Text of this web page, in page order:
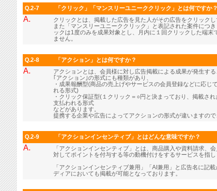
Q.2-7 「クリック」「マンスリーユニーククリック」とは何ですか
A.
クリックとは、掲載した広告を見た人がその広告をクリック
また「マンスリーユニーククリック」と表記された案件につ
ックは1度のみを成果対象とし、月内に１回クリックした端
ません。
Q.2-8 「アクション」とは何ですか？
A.
アクションとは、会員様に対し広告掲載による成果が発生す
｢アクション｣の形式にも種類があり、
・成果報酬型(商品の売上げやサービスの会員登録などに応
れる形式)
・クリック保証型(１クリック＝○円と決まっており、掲載さ
支払われる形式
などがあります。
提携する企業や広告によってアクションの形式が違いますの
Q.2-9 「アクションインセンティブ」とはどんな意味ですか？
A.
「アクションインセンティブ」とは、商品購入や資料請求、
対してポイントを付与する等の動機付けをするサービスを指
「アクションインセンティブ兼用」「AI兼用」と広告名に記
ディアにおいても掲載が可能となっております。